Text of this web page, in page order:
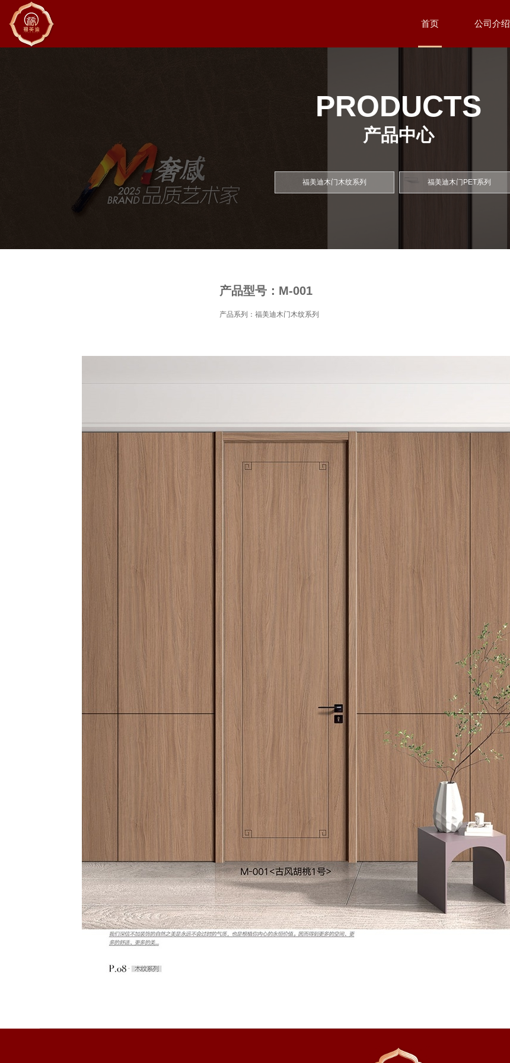
首页 公司介绍
PRODUCTS
产品中心
福美迪木门木纹系列 福美迪木门PET系列
产品型号：M-001
产品系列：福美迪木门木纹系列